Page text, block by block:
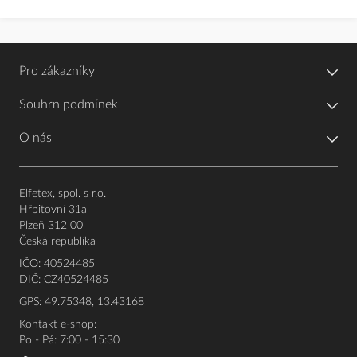
Pro zákazníky
Souhrn podmínek
O nás
Elfetex, spol. s r.o.
Hřbitovní 31a
Plzeň 312 00
Česká republika
IČO: 40524485
DIČ: CZ40524485
GPS: 49.75348, 13.43168
Kontakt e-shop:
Po - Pá: 7:00 - 15:30